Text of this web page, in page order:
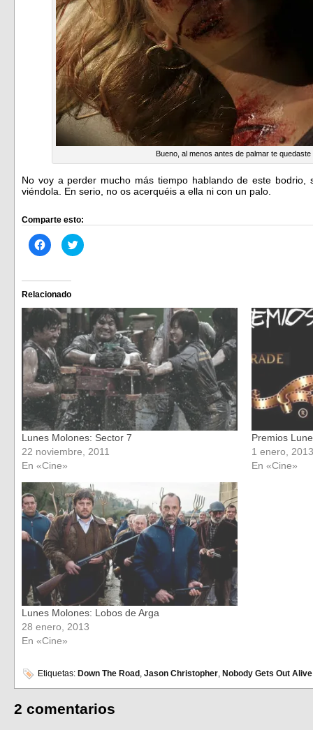
Bueno, al menos antes de palmar te
No voy a perder mucho más tiempo hablando de este bodrio,
viéndola. En serio, no os acerquéis a ella ni con un palo.
Comparte esto:
Haz
clic
Facebook
(Se
abre
en
una
ventana
nueva)
Haz
clic
en
una
ventana
nueva)
Relacionado
Lunes Molones: Sector 7
22 noviembre, 2011
En «Cine»
Premios
1 enero, 2013
En «Cine»
Lunes Molones: Lobos de Arga
28 enero, 2013
En «Cine»
Etiquetas: Down The Road , Jason Christopher, Nobody Gets Out Alive
2 comentarios